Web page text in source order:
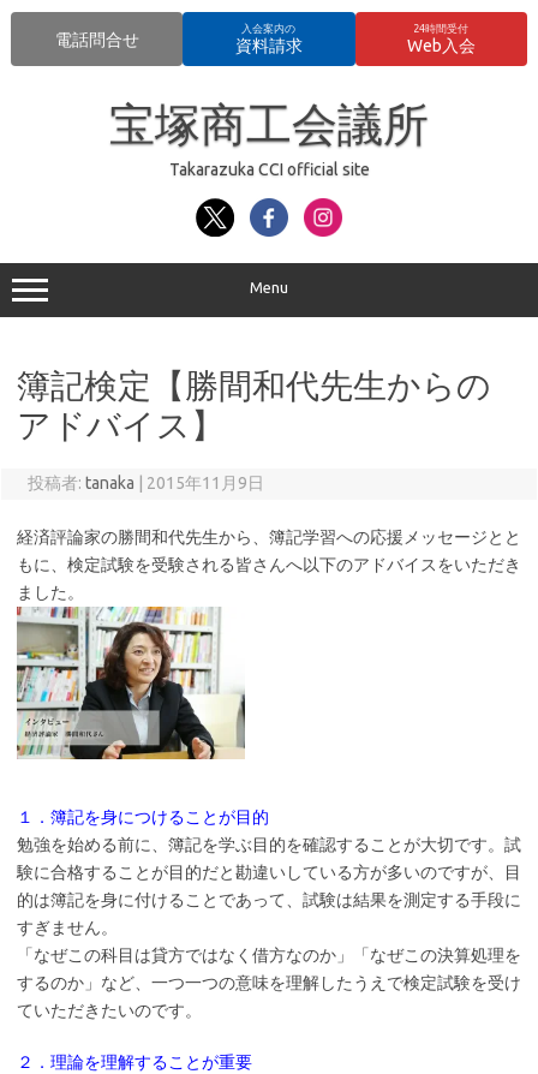
電話問合せ
入会案内の
資料請求
24時間受付
Web入会
宝塚商工会議所
Takarazuka CCI official site
Menu
簿記検定【勝間和代先生からの
アドバイス】
投稿者: tanaka 2015年11月9日
経済評論家の勝間和代先生から、簿記学習への応援メッセージとと
もに、検定試験を受験される皆さんへ以下のアドバイスをいただき
ました。
１．簿記を身につけることが目的
勉強を始める前に、簿記を学ぶ目的を確認することが大切です。試
験に合格することが目的だと勘違いしている方が多いのですが、目
的は簿記を身に付けることであって、試験は結果を測定する手段に
すぎません。
「なぜこの科目は貸方ではなく借方なのか」「なぜこの決算処理を
するのか」など、一つ一つの意味を理解したうえで検定試験を受け
ていただきたいのです。
２．理論を理解することが重要